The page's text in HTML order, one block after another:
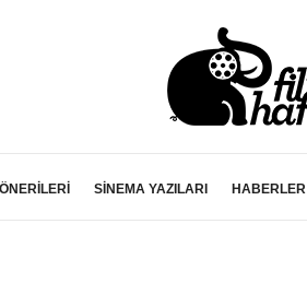
SİNEMA YAZILARI HABERLER